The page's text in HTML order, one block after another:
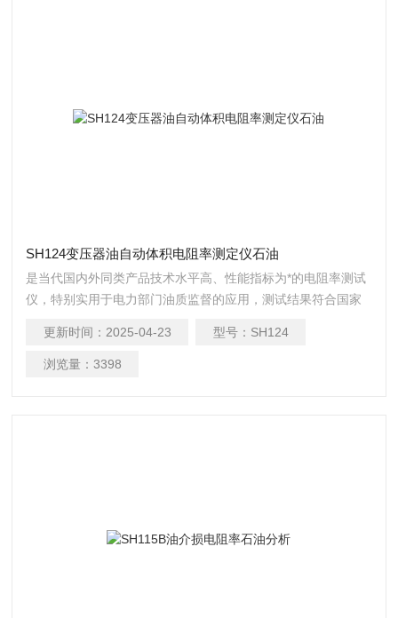
SH124变压器油自动体积电阻率测定仪石油
是当代国内外同类产品技术水平高、性能指标为*的电阻率测试
仪，特别实用于电力部门油质监督的应用，测试结果符合国家
自动体积电阻率测定仪石油
更新时间： 2025-04-23 型号： SH124
浏览量： 3398